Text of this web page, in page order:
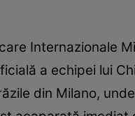
Internazionale
a echipei lui
din Milano,